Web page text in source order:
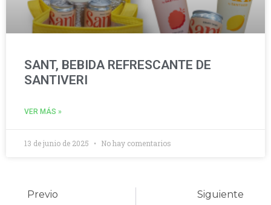
SANT, BEBIDA REFRESCANTE DE
SANTIVERI
VER MÁS »
13 de junio de 2025 No hay comentarios
Previo Siguiente